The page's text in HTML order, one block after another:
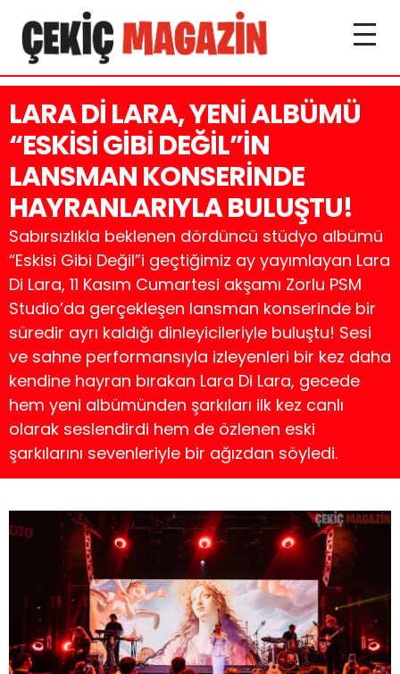
LARA Dİ LARA, YENİ ALBÜMÜ
“ESKİSİ GİBİ DEĞİL”İN
LANSMAN KONSERİNDE
HAYRANLARIYLA BULUŞTU!
Sabırsızlıkla beklenen dördüncü stüdyo albümü
“Eskisi Gibi Değil”i geçtiğimiz ay yayımlayan Lara
Di Lara, 11 Kasım Cumartesi akşamı Zorlu PSM
Studio’da gerçekleşen lansman konserinde bir
süredir ayrı kaldığı dinleyicileriyle buluştu! Sesi
ve sahne performansıyla izleyenleri bir kez daha
kendine hayran bırakan Lara Di Lara, gecede
hem yeni albümünden şarkıları ilk kez canlı
olarak seslendirdi hem de özlenen eski
şarkılarını sevenleriyle bir ağızdan söyledi.